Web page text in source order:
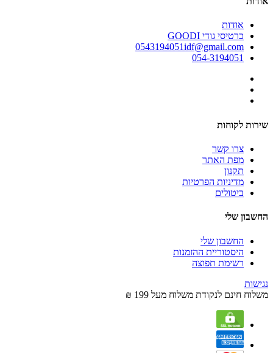
אודות
כרטיסי גודי GOODI
0543194051idf@gmail.com
054-3194051
שירות לקוחות
צרו קשר
מפת האתר
תקנון
מדיניות הפרטיות
ביטולים
החשבון שלי
החשבון שלי
היסטוריית ההזמנות
רשימת תפוצה
נגישות
משלוח חינם לנקודת משלוח מעל 199 ₪